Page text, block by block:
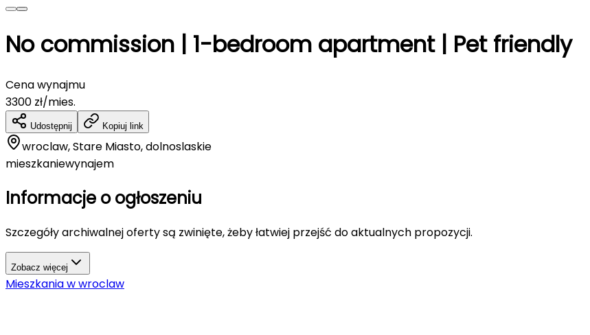
No commission | 1-bedroom apartment | Pet friendly
Cena wynajmu
3300 zł/mies.
Udostępnij Kopiuj link
wroclaw, Stare Miasto, dolnoslaskie
mieszkaniewynajem
Informacje o ogłoszeniu
Szczegóły archiwalnej oferty są zwinięte, żeby łatwiej przejść do aktualnych propozycji.
Zobacz więcej
Mieszkaniawwroclaw